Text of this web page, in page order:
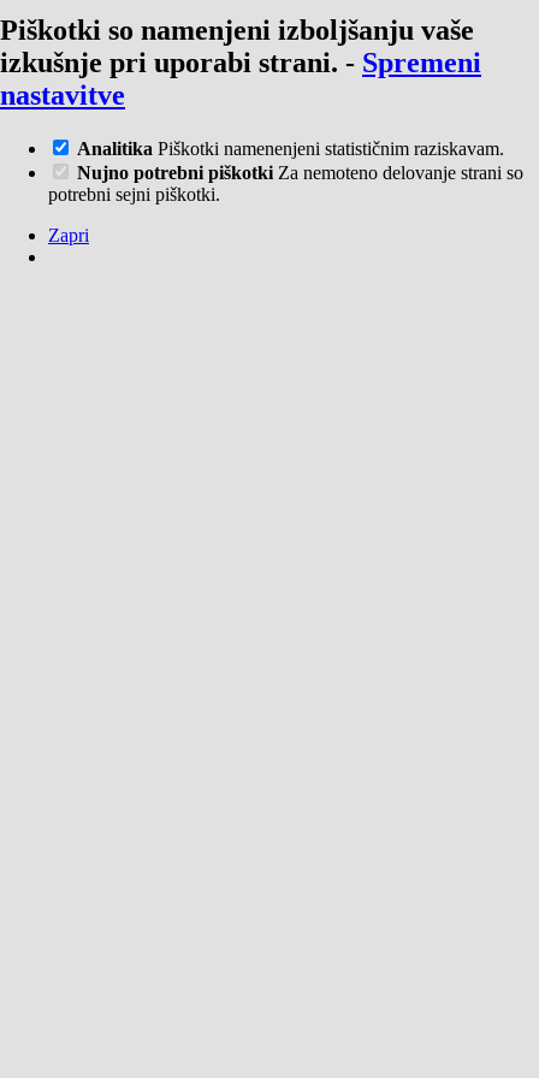
Piškotki so namenjeni izboljšanju vaše
izkušnje pri uporabi strani. - Spremeni
nastavitve
Analitika Piškotki namenenjeni statističnim raziskavam.
Nujno potrebni piškotki Za nemoteno delovanje strani so
potrebni sejni piškotki.
Zapri